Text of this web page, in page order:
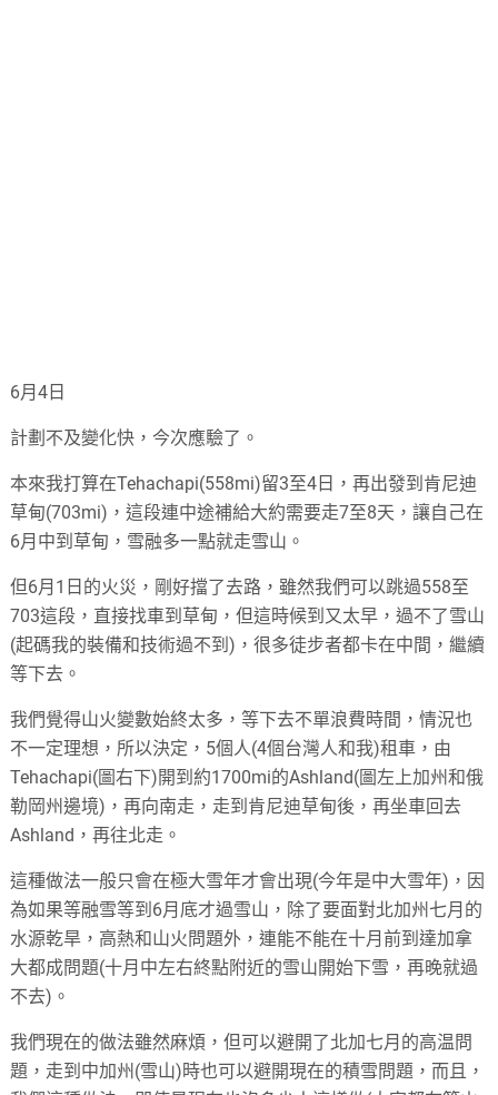
6月4日
計劃不及變化快，今次應驗了。
本來我打算在Tehachapi(558mi)留3至4日，再出發到肯尼迪
草甸(703mi)，這段連中途補給大約需要走7至8天，讓自己在
6月中到草甸，雪融多一點就走雪山。
但6月1日的火災，剛好擋了去路，雖然我們可以跳過558至
703這段，直接找車到草甸，但這時候到又太早，過不了雪山
(起碼我的裝備和技術過不到)，很多徒步者都卡在中間，繼續
等下去。
我們覺得山火變數始終太多，等下去不單浪費時間，情況也
不一定理想，所以決定，5個人(4個台灣人和我)租車，由
Tehachapi(圖右下)開到約1700mi的Ashland(圖左上加州和俄
勒岡州邊境)，再向南走，走到肯尼迪草甸後，再坐車回去
Ashland，再往北走。
這種做法一般只會在極大雪年才會出現(今年是中大雪年)，因
為如果等融雪等到6月底才過雪山，除了要面對北加州七月的
水源乾旱，高熱和山火問題外，連能不能在十月前到達加拿
大都成問題(十月中左右終點附近的雪山開始下雪，再晚就過
不去)。
我們現在的做法雖然麻煩，但可以避開了北加七月的高温問
題，走到中加州(雪山)時也可以避開現在的積雪問題，而且，